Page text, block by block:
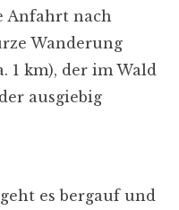
Anfahrt nach
Wanderung
1 km), der im Wald
ausgiebig
es bergauf und